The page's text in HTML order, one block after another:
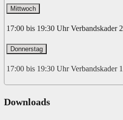
Mittwoch
17:00 bis 19:30 Uhr Verbandskader 2
Donnerstag
17:00 bis 19:30 Uhr Verbandskader 1
Downloads